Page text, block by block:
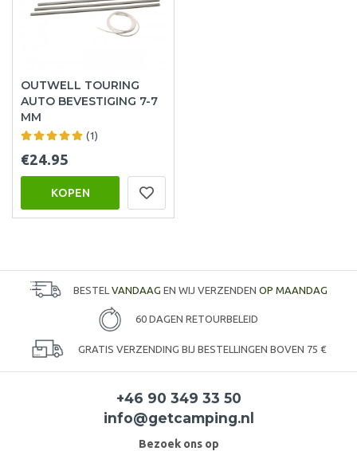
OUTWELL TOURING
AUTO BEVESTIGING 7-7
MM
(1)
€24.95
KOPEN
BESTEL VANDAAG EN WIJ VERZENDEN OP MAANDAG
60 DAGEN RETOURBELEID
GRATIS VERZENDING BIJ BESTELLINGEN BOVEN 75 €
+46 90 349 33 50
info@getcamping.nl
Bezoek ons op